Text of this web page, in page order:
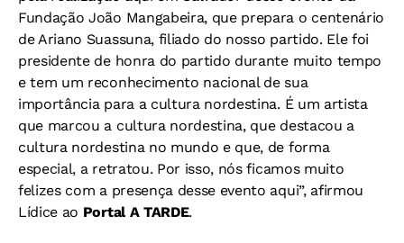
Fundação João Mangabeira, que prepara o centenário
de Ariano Suassuna, filiado do nosso partido. Ele foi
presidente de honra do partido durante muito tempo
e tem um reconhecimento nacional de sua
importância para a cultura nordestina. É um artista
que marcou a cultura nordestina, que destacou a
cultura nordestina no mundo e que, de forma
especial, a retratou. Por isso, nós ficamos muito
felizes com a presença desse evento aqui”, afirmou
Lídice ao Portal A TARDE.